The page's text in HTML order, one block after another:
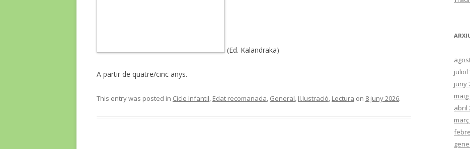
(Ed. Kalandraka)
A partir de quatre/cinc anys.
This entry was posted in Cicle Infantil, Edat recomanada, General, Il.lustració, Lectura on 8 juny 2026.
juliol
juny
maig
abril